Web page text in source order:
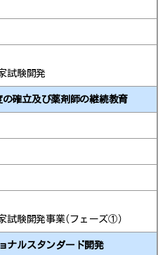
試験開発
確立及び薬剤師の継続教育
験開発事業（フェーズ①）
ナルスタンダード開発